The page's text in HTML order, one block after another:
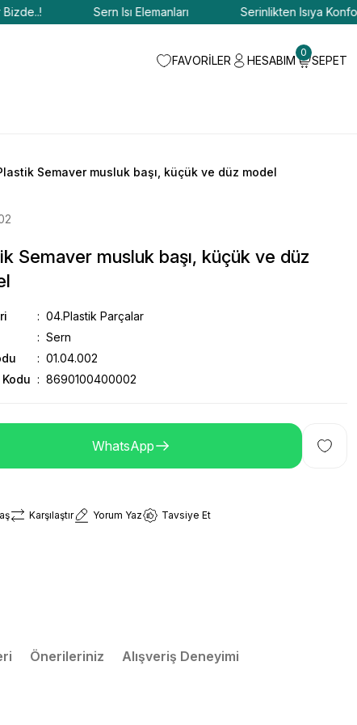
Sern Isı Elemanları Serinlikten Isıya Konfor
FAVORİLER HESABIM SEPET
0
Semaver musluk başı, küçük ve düz model
Semaver musluk başı, küçük ve düz
04.Plastik Parçalar
Sern
01.04.002
8690100400002
WhatsApp
Karşılaştır Yorum Yaz Tavsiye Et
Önerileriniz Alışveriş Deneyimi